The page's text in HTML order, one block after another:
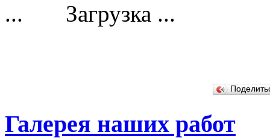
Загрузка ...
Галерея наших работ